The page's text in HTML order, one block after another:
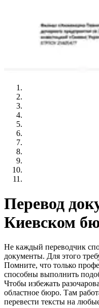
Перевод
Киевском
Не каждый переводчик
документы. Для этого
Помните, что только
способны выполнить
Чтобы избежать
областное бюро. Там
перевести тексты на